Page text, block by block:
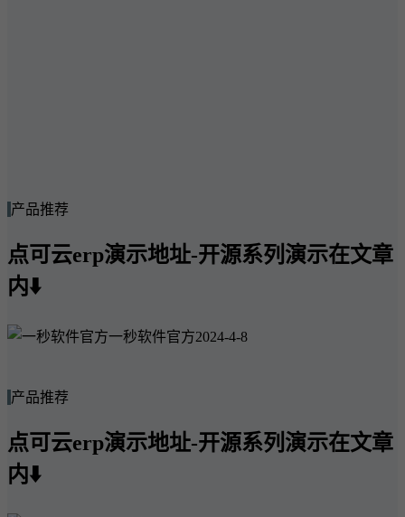
产品推荐
点可云erp演示地址-开源系列演示在文章
内⬇️
一秒软件官方2024-4-8
产品推荐
点可云erp演示地址-开源系列演示在文章
内⬇️